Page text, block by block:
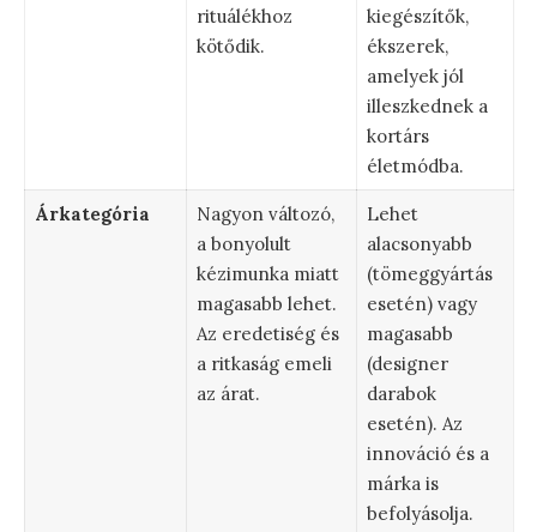
rituálékhoz
kötődik.
kiegészítők,
ékszerek,
amelyek jól
illeszkednek a
kortárs
életmódba.
Árkategória
Nagyon változó,
a bonyolult
kézimunka miatt
magasabb lehet.
Az eredetiség és
a ritkaság emeli
az árat.
Lehet
alacsonyabb
(tömeggyártás
esetén) vagy
magasabb
(designer
darabok
esetén). Az
innováció és a
márka is
befolyásolja.